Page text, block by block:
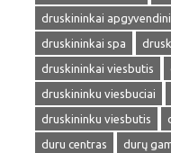
druskininkai
druskininkai spa
druskininkai viesbutis
druskininku viesbuciai
druskininku viesbutis
duru centras
durų